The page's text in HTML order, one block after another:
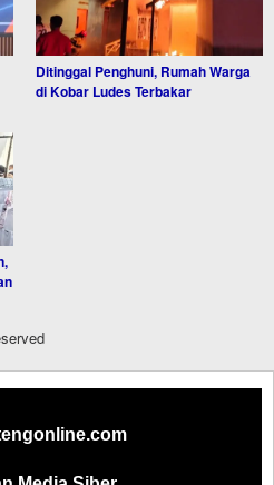
Ditinggal Penghuni, Rumah Warga
di Kobar Ludes Terbakar